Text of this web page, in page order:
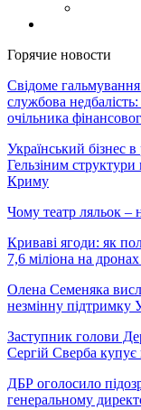
Горячие новости
Свідоме
службова
очільника
Український бізнес
Гельзіним
Криму
Чому театр ляльок –
Криваві ягоди: як
7,6 міліона на
Олена Семеняка
незмінну підтримку
Заступник голови
Сергій Сверба купує
ДБР оголосило
генеральному